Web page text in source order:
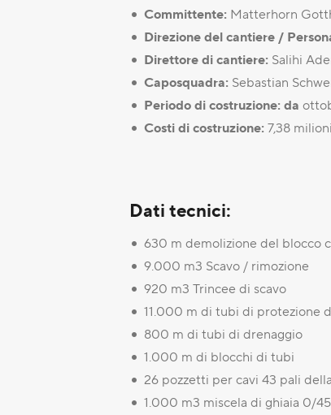
Committente: Matterhorn
Direzione del cantiere /
Direttore di cantiere: Salihi
Caposquadra: Sebastian
Periodo di costruzione: da
Costi di costruzione: 7,38
Dati tecnici:
630 m demolizione del blocco
9.000 m3 Scavo / rimozione
920 m3 Trincee di scavo
11.000 m di tubi di protezione
800 m di tubi di drenaggio
1.000 m di blocchi di tubi
26 pozzetti per cavi 43 pali
1.000 m3 miscela di ghiaia 0/45